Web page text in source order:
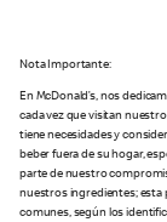
Nota Importante:
En McDonald’s, nos
cada vez que visitan
tiene necesidades y
beber fuera de su hogar,
parte de nuestro
nuestros ingredientes; esta
comunes, según los